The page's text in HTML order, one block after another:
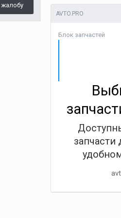
AVTO.PRO
Блок запчастей
запчасти